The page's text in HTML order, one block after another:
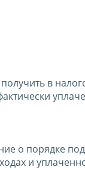
в
о порядке
и